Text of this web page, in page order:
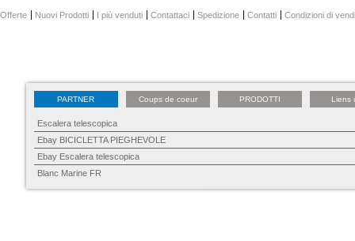
Offerte Nuovi Prodotti I più venduti Contattaci Spedizione Contatti Condizioni di
PARTNER Coups de coeur PRODOTTI Liens
Escalera telescopica
Ebay BICICLETTA PIEGHEVOLE
Ebay Escalera telescopica
Blanc Marine FR